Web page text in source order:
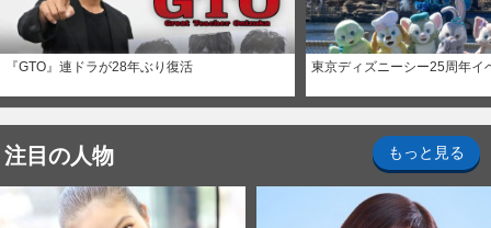
『GTO』連ドラが28年ぶり復活 東京ディズニーシー25周年イ
注目の人物 もっと見る